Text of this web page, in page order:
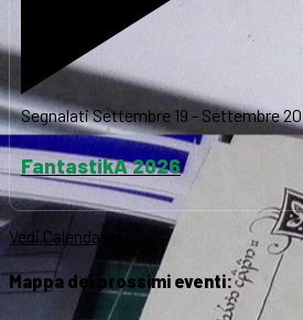
SegnalatiSettembre 19 - Settembre 20
FantastikA 2026
Vedi Calendario
Mappa dei prossimi eventi: